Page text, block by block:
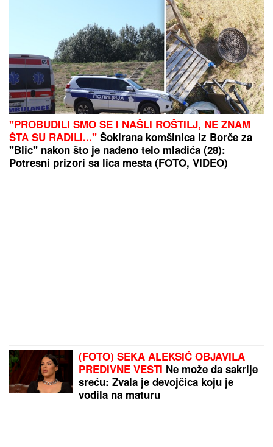
"PROBUDILI SMO SE I NAŠLI ROŠTILJ, NE ZNAM
ŠTA SU RADILI..." Šokirana komšinica iz Borče za
"Blic" nakon što je nađeno telo mladića (28):
Potresni prizori sa lica mesta (FOTO, VIDEO)
(FOTO) SEKA ALEKSIĆ OBJAVILA
PREDIVNE VESTI Ne može da sakrije
sreću: Zvala je devojčica koju je
vodila na maturu